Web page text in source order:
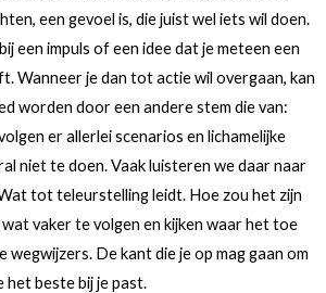
een gevoel is, die juist wel iets wil doen.
een impuls of een idee dat je meteen een
Wanneer je dan tot actie wil overgaan, kan
worden door een andere stem die van:
er allerlei scenarios en lichamelijke
niet te doen. Vaak luisteren we daar naar
tot teleurstelling leidt. Hoe zou het zijn
vaker te volgen en kijken waar het toe
wegwijzers. De kant die je op mag gaan om
het beste bij je past.